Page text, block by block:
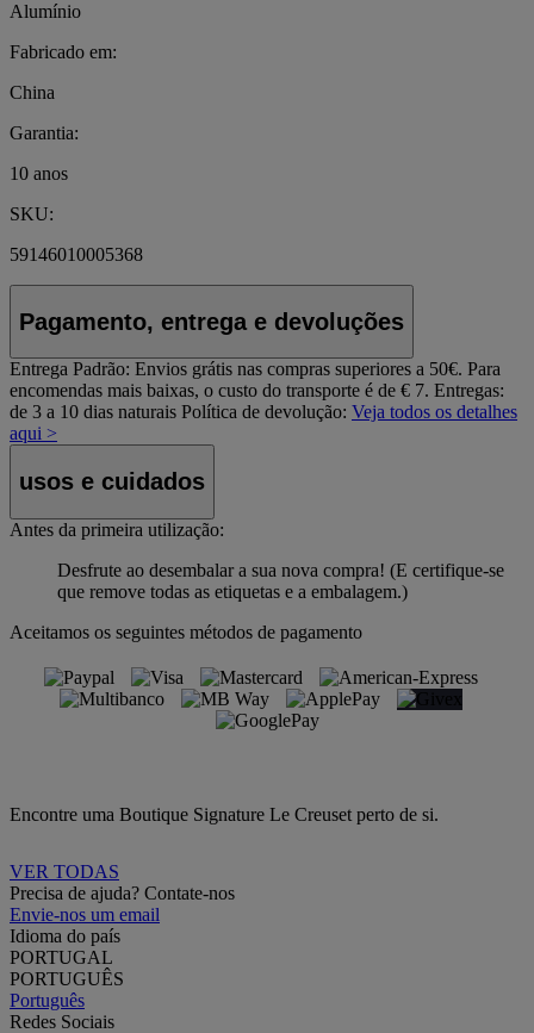
Alumínio
Fabricado em:
China
Garantia:
10 anos
SKU:
59146010005368
Pagamento, entrega e devoluções
Entrega Padrão: Envios grátis nas compras superiores a 50€. Para
encomendas mais baixas, o custo do transporte é de € 7. Entregas:
de 3 a 10 dias naturais Política de devolução: Veja todos os detalhes
aqui >
usos e cuidados
Antes da primeira utilização:
Desfrute ao desembalar a sua nova compra! (E certifique-se
que remove todas as etiquetas e a embalagem.)
Aceitamos os seguintes métodos de pagamento
Encontre uma Boutique Signature Le Creuset perto de si.
VER TODAS
Precisa de ajuda? Contate-nos
Envie-nos um email
Idioma do país
PORTUGAL
PORTUGUÊS
Português
Redes Sociais